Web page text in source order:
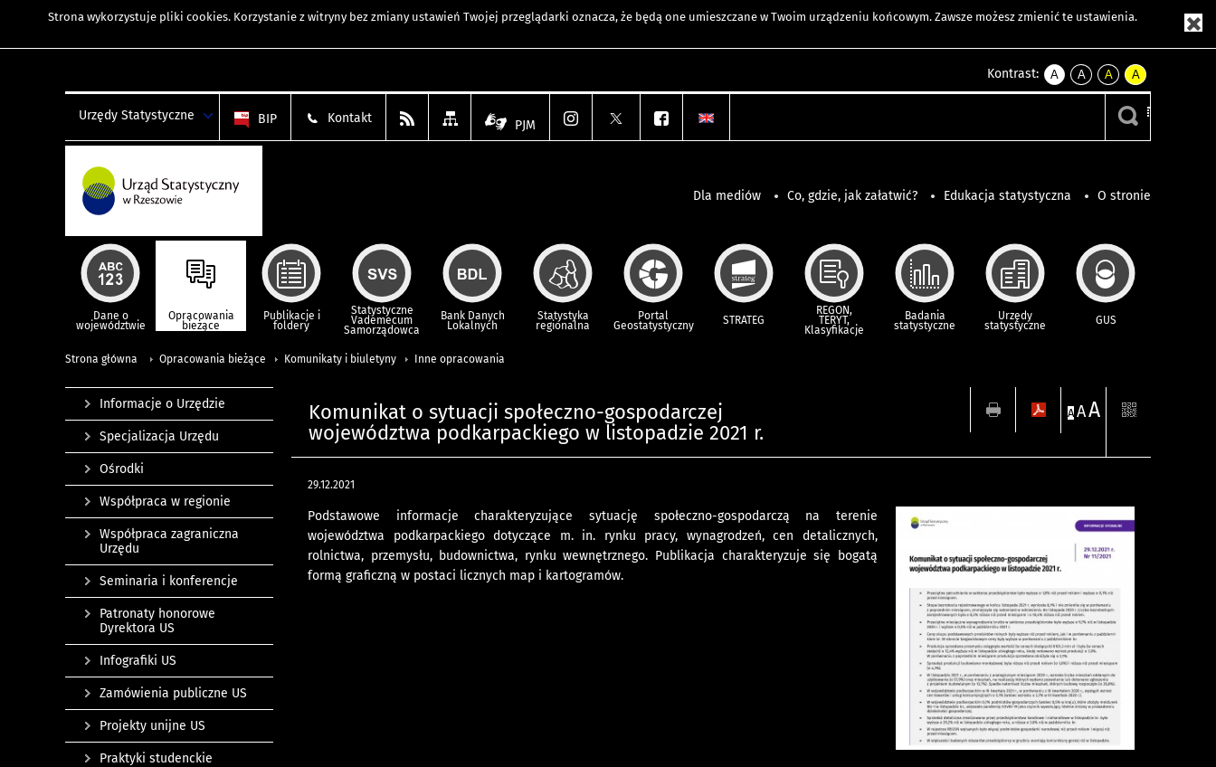
Strona wykorzystuje pliki cookies. Korzystanie z witryny bez zmiany ustawień Twojej przeglądarki oznacza, że będą one umieszczane w Twoim urządzeniu końcowym. Zawsze możesz zmienić te ustawienia.
Kontrast:
A
kontrast
A
kontrast
czarnym
A
kontrast
żółty
tekst
czarnym
A
kontrast
czarny
tekst
żółtym
Urzędy Statystyczne BIP Kontakt PJM
Dla mediów Co, gdzie, jak załatwić? Edukacja statystyczna O stronie
Dane o
województwie
Opracowania
bieżące
Publikacje i
foldery
Statystyczne
Vademecum
Samorządowca
Bank Danych
Lokalnych
Statystyka
regionalna
Portal
Geostatystyczny STRATEG
REGON,
TERYT,
Klasyfikacje
Badania
statystyczne
Urzędy
statystyczne GUS
Strona główna Opracowania bieżące Komunikaty i biuletyny Inne opracowania
Komunikat o sytuacji społeczno-gospodarczej
województwa podkarpackiego w listopadzie 2021 r.
A AA
29.12.2021
Podstawowe informacje charakteryzujące sytuację społeczno-gospodarczą na terenie
województwa podkarpackiego dotyczące m. in. rynku pracy, wynagrodzeń, cen detalicznych,
rolnictwa, przemysłu, budownictwa, rynku wewnętrznego. Publikacja charakteryzuje się bogatą
formą graficzną w postaci licznych map i kartogramów.
Informacje o Urzędzie
Specjalizacja Urzędu
Ośrodki
Współpraca w regionie
Współpraca zagraniczna
Urzędu
Seminaria i konferencje
Patronaty honorowe
Dyrektora US
Infografiki US
Zamówienia publiczne US
Projekty unijne US
Praktyki studenckie